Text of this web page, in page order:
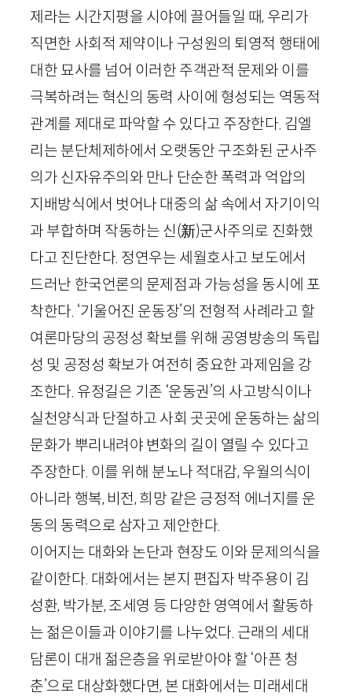
제라는 시간지평을 시야에 끌어들일 때, 우리가
직면한 사회적 제약이나 구성원의 퇴영적 행태에
대한 묘사를 넘어 이러한 주객관적 문제와 이를
극복하려는 혁신의 동력 사이에 형성되는 역동적
관계를 제대로 파악할 수 있다고 주장한다. 김엘
리는 분단체제하에서 오랫동안 구조화된 군사주
의가 신자유주의와 만나 단순한 폭력과 억압의
지배방식에서 벗어나 대중의 삶 속에서 자기이익
과 부합하며 작동하는 신(新)군사주의로 진화했
다고 진단한다. 정연우는 세월호사고 보도에서
드러난 한국언론의 문제점과 가능성을 동시에 포
착한다. ‘기울어진 운동장’의 전형적 사례라고 할
여론마당의 공정성 확보를 위해 공영방송의 독립
성 및 공정성 확보가 여전히 중요한 과제임을 강
조한다. 유정길은 기존 ‘운동권’의 사고방식이나
실천양식과 단절하고 사회 곳곳에 운동하는 삶의
문화가 뿌리내려야 변화의 길이 열릴 수 있다고
주장한다. 이를 위해 분노나 적대감, 우월의식이
아니라 행복, 비전, 희망 같은 긍정적 에너지를 운
동의 동력으로 삼자고 제안한다.
이어지는 대화와 논단과 현장도 이와 문제의식을
같이한다. 대화에서는 본지 편집자 박주용이 김
성환, 박가분, 조세영 등 다양한 영역에서 활동하
는 젊은이들과 이야기를 나누었다. 근래의 세대
담론이 대개 젊은층을 위로받아야 할 ‘아픈 청
춘’으로 대상화했다면, 본 대화에서는 미래세대